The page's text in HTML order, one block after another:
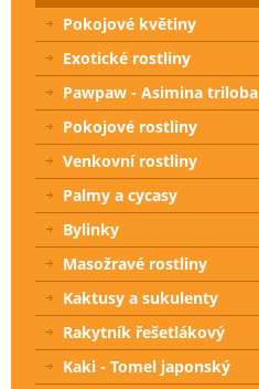
Pokojové květiny
Exotické rostliny
Pawpaw - Asimina triloba
Pokojové rostliny
Venkovní rostliny
Palmy a cycasy
Bylinky
Masožravé rostliny
Kaktusy a sukulenty
Rakytník řešetlákový
Kaki - Tomel japonský